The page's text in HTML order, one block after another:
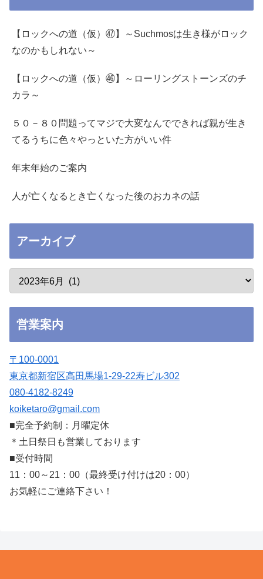
【ロックへの道（仮）㊼】～Suchmosは生き様がロック
なのかもしれない～
【ロックへの道（仮）㊻】～ローリングストーンズのチ
カラ～
５０－８０問題ってマジで大変なんでできれば親が生き
てるうちに色々やっといた方がいい件
年末年始のご案内
人が亡くなるとき亡くなった後のおカネの話
アーカイブ
営業案内
〒100-0001
東京都新宿区高田馬場1-29-22寿ビル302
080-4182-8249
koiketaro@gmail.com
■完全予約制：月曜定休
＊土日祭日も営業しております
■受付時間
11：00～21：00（最終受け付けは20：00）
お気軽にご連絡下さい！